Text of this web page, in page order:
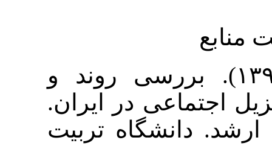
(۱۳۹۷). بررسی روند و
در ایران.
تربیت